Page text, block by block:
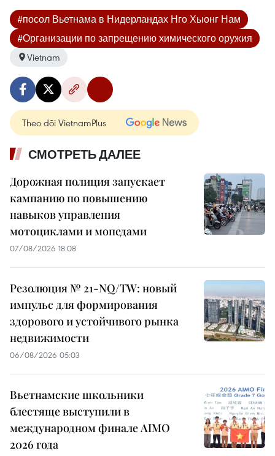
#посол Вьетнама в Нидерландах Нго Хыонг Нам
#Организации по запрещению химического оружия
Vietnam
Theo dõi VietnamPlus
СМОТРЕТЬ ДАЛЕЕ
Дорожная полиция запускает
кампанию по повышению
навыков управления
мотоциклами и мопедами
07/08/2026 18:08
Резолюция № 21-NQ/TW: новый
импульс для формирования
здорового и устойчивого рынка
недвижимости
06/08/2026 05:03
Вьетнамские школьники
блестяще выступили в
международном финале AIMO
2026 года